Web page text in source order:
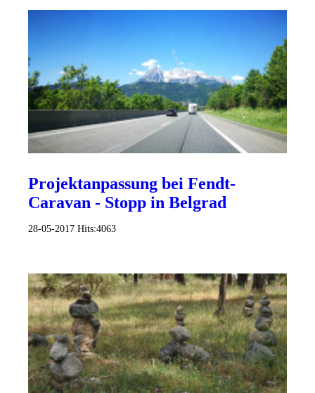
Projektanpassung bei Fendt-
Caravan - Stopp in Belgrad
28-05-2017 Hits:4063